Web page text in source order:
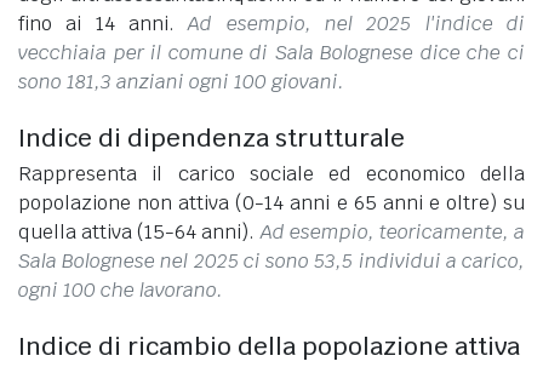
fino ai 14 anni.Ad esempio, nel 2025 l'indice di
vecchiaia per il comune di Sala Bolognese dice che ci
sono 181,3 anziani ogni 100 giovani.
Indice di dipendenza strutturale
Rappresenta il carico sociale ed economico della
popolazione non attiva (0-14 anni e 65 anni e oltre) su
quella attiva (15-64 anni).Ad esempio, teoricamente, a
Sala Bolognese nel 2025 ci sono 53,5 individui a carico,
ogni 100 che lavorano.
Indice di ricambio della popolazione attiva